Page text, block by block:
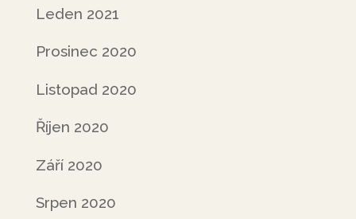
Leden 2021
Prosinec 2020
Listopad 2020
Říjen 2020
Září 2020
Srpen 2020